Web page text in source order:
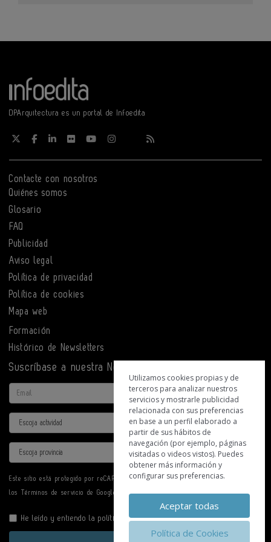
DPArquitectura es un portal de Infoedita
Contacte con nosotros
Quiénes somos
Glosario
FAQ
Publicidad
Aviso legal
Política de privacidad
Política de cookies
Mapa web
Formación
Histórico de Newsletters
Suscríbase a nuestra Newsletter
Email
Actividad
Provincia
Este sitio está protegido por reCAPTCHA y se aplican laPolítica de privacidad
los Términos de servicio de Google.
He leído y entiendo lapolítica de privacidad
Utilizamos cookies propias y de
terceros para analizar nuestros
servicios y mostrarle publicidad
relacionada con sus preferencias
en base a un perfil elaborado a
partir de sus hábitos de
navegación (por ejemplo, páginas
visitadas o videos vistos). Puedes
obtener más información y
configurar sus preferencias.
Aceptar todas
Política de Cookies